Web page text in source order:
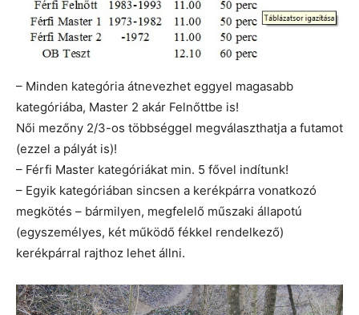
– Minden kategória átnevezhet eggyel magasabb
kategóriába, Master 2 akár Felnőttbe is!
Női mezőny 2/3-os többséggel megválaszthatja a futamot
(ezzel a pályát is)!
– Férfi Master kategóriákat min. 5 fővel indítunk!
– Egyik kategóriában sincsen a kerékpárra vonatkozó
megkötés – bármilyen, megfelelő műszaki állapotú
(egyszemélyes, két működő fékkel rendelkező)
kerékpárral rajthoz lehet állni.